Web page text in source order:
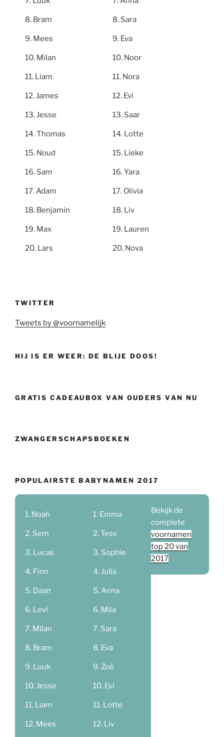
Bram
Mees
Milan
Liam
James
Jesse
Thomas
Noud
Sam
Adam
Benjamin
Max
Lars
Sara
Eva
Noor
Nora
Evi
Saar
Lotte
Lieke
Yara
Olivia
Liv
Lauren
Nova
TWITTER
Tweets by @voornamelijk
HIJ IS ER WEER: DE BLIJE DOOS!
GRATIS CADEAUBOX VAN OUDERS VAN NU
ZWANGERSCHAPSBOEKEN
POPULAIRSTE BABYNAMEN 2017
Noah
Sem
Lucas
Finn
Daan
Levi
Milan
Bram
Luuk
Jesse
Liam
Mees
Emma
Tess
Sophie
Julia
Anna
Mila
Sara
Eva
Zoë
Evi
Lotte
Liv
Bekijk de
complete
voornamen
top 20 van
2017